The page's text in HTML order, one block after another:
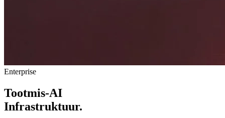
Enterprise
Tootmis-AI
Infrastruktuur.